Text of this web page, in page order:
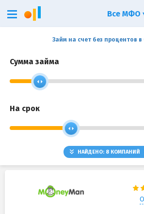
Займ на счет без процентов в
Сумма займа
На срок
НАЙДЕНО: 8КОМПАНИЙ
Все МФО